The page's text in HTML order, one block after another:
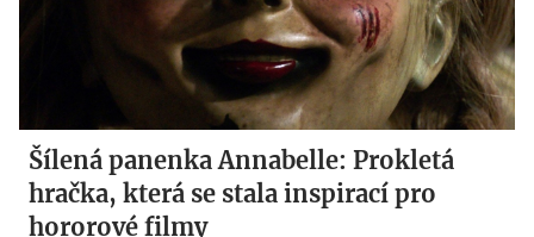
Šílená panenka Annabelle: Prokletá
hračka, která se stala inspirací pro
hororové filmy